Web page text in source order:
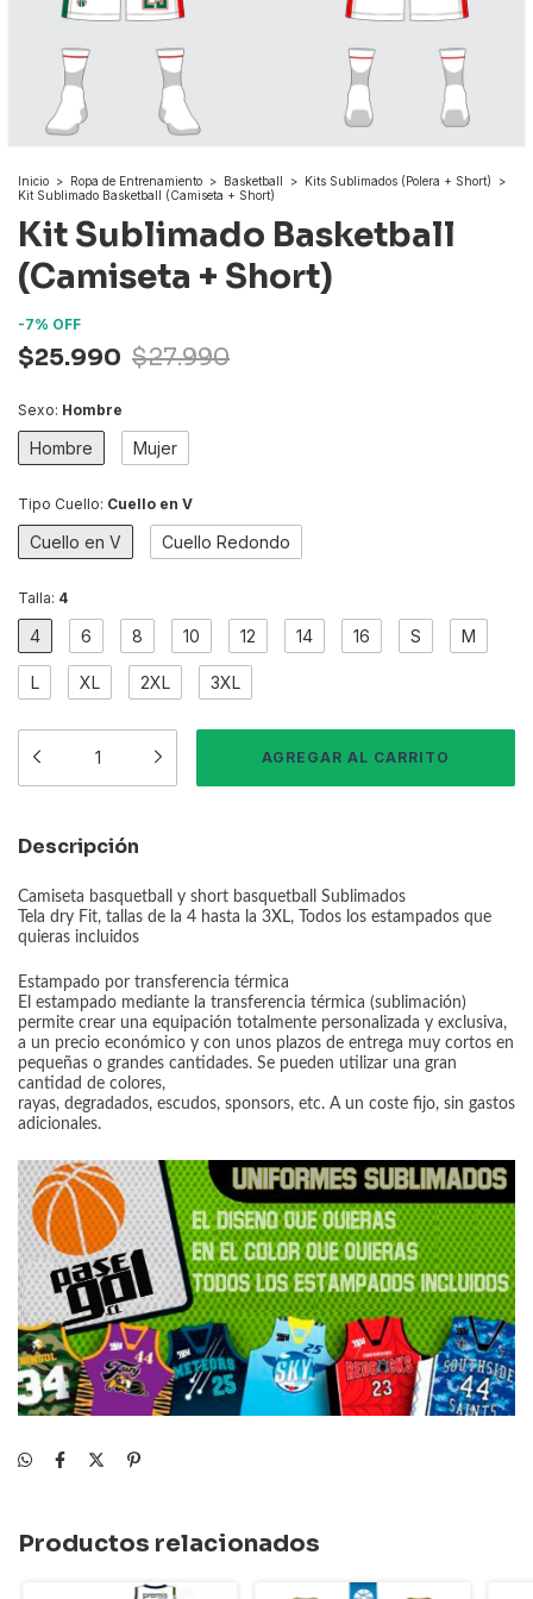
Inicio > Ropa de Entrenamiento > Basketball > Kits Sublimados (Polera + Short)
>
Kit Sublimado Basketball (Camiseta + Short)
Kit Sublimado Basketball
(Camiseta + Short)
-7% OFF
$25.990 $27.990
Sexo: Hombre
Hombre Mujer
Tipo Cuello: Cuello en V
Cuello en V Cuello Redondo
Talla: 4
4 6 8 10 12 14 16 S M
L XL 2XL 3XL
Descripción
Camiseta basquetball y short basquetball Sublimados
Tela dry Fit, tallas de la 4 hasta la 3XL, Todos los estampados que
quieras incluidos
Estampado por transferencia térmica
El estampado mediante la transferencia térmica (sublimación)
permite crear una equipación totalmente personalizada y exclusiva,
a un precio económico y con unos plazos de entrega muy cortos en
pequeñas o grandes cantidades. Se pueden utilizar una gran
cantidad de colores,
rayas, degradados, escudos, sponsors, etc. A un coste fijo, sin gastos
adicionales.
Productos relacionados